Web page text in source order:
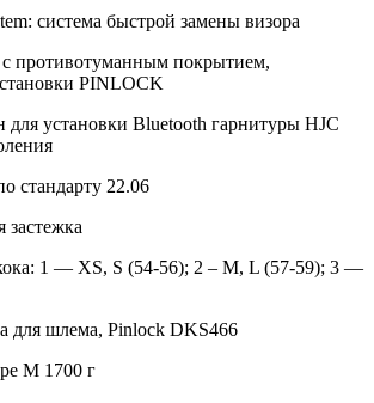
система быстрой замены визора
противотуманным покрытием,
PINLOCK
установки Bluetooth гарнитуры HJC
стандарту 22.06
застежка
1 — XS, S (54-56); 2 – M, L (57-59); 3 —
для шлема, Pinlock DKS466
M 1700 г